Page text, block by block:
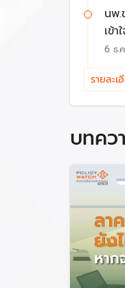
สาเหตุ
กระท
การช่วย
แก้ไขกฎ
หลาย
ส่งเสริ
โดยมี
ประเ
น้อยลง
ข้อเ
นพ.
เข้
6 ธ.
รายละเ
บทคว